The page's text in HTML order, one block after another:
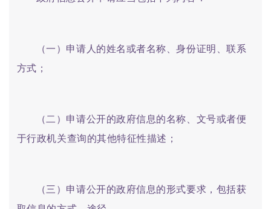
（一）申请人的姓名或者名称、身份证明、联系
方式；
（二）申请公开的政府信息的名称、文号或者便
于行政机关查询的其他特征性描述；
（三）申请公开的政府信息的形式要求，包括获